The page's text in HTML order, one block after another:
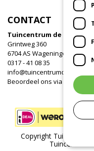
CONTACT
Tuincentrum de Oude Tol
Grintweg 360
6704 AS Wageningen
0317 - 41 08 35
Beoordeel ons via
Google
Copyright
Tuincentrum